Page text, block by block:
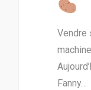
Vendre
Fanny…